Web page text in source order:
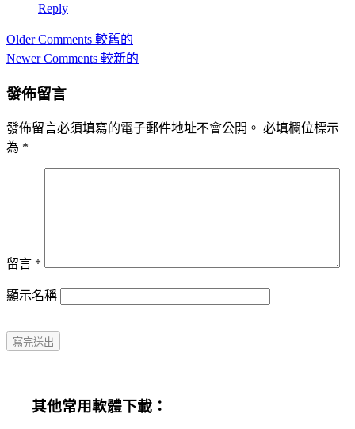
Reply
Comment
navigation
Older Comments 較舊的
Newer Comments 較新的
發佈留言
發佈留言必須填寫的電子郵件地址不會公開。 必填欄位標示
為 *
留言 *
顯示名稱
其他常用軟體下載：